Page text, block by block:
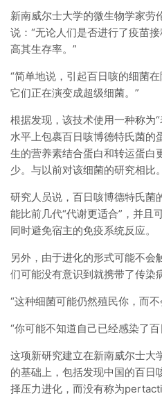
新南威尔士大学的微生物学家劳
说：“无论人们是否进行了疫苗
高其生存率。”
“简单地说，引起百日咳的细菌
它们正在演变成超级细菌。”
根据发现，该技术使用一种称为
水平上包裹百日咳博德特氏菌的
生的营养素结合蛋白和转运蛋白
少。与以前对该细菌的研究相比。
研究人员说，百日咳博德特氏菌
能比前几代“代谢更适合”，并且
同时避免宿主的免疫系统反应。
另外，由于进化的形式可能不会
们可能没有意识到就携带了传染
“这种细菌可能仍然殖民你，而不
“你可能不知道自己已经感染了
这项新研究建立在新南威尔士大
的基础上，包括发现中国的百日
择压力进化，而没有称为